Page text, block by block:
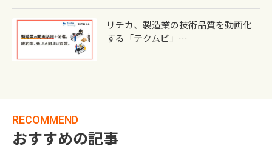
リチカ、製造業の技術品質を動画化
する「テクムビ」…
RECOMMEND
おすすめの記事